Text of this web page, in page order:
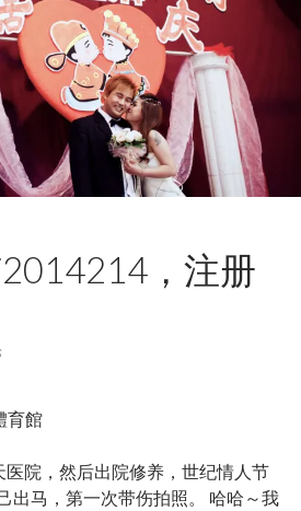
，注册
育館
院，然后出院修养，世纪情人节
出马，第一次带伤拍照。 哈哈～我